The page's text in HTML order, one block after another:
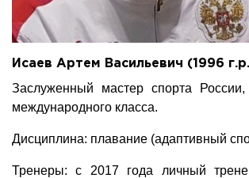
Исаев Артем Васильевич (1996
Заслуженный мастер спорта
международного класса.
Дисциплина: плавание (адаптивный
Тренеры: с 2017 года личный